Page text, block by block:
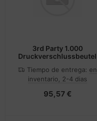
3rd Party 1.000
Druckverschlussbeutel
Tiempo de entrega: en
inventario, 2-4 dias
95,57 €